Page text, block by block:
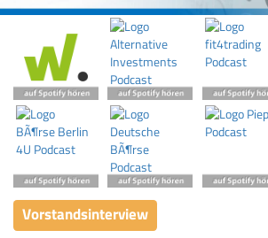
Vorstandsinterview